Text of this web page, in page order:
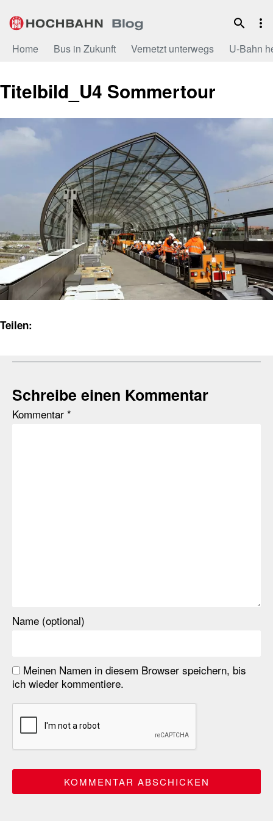
Inhalt
Home Bus in Zukunft Vernetzt unterwegs U-Bahn
Titelbild_U4 Sommertour
Teilen:
Schreibe einen Kommentar
Kommentar *
Name (optional)
Meinen Namen in diesem Browser speichern, bis
ich wieder kommentiere.